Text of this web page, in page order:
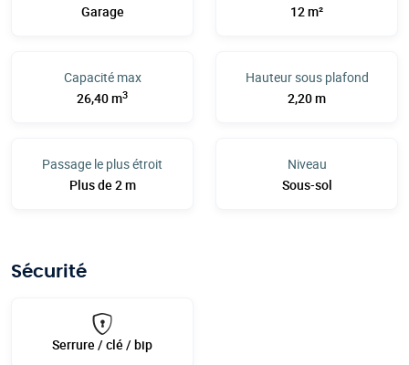
Garage
12 m²
Capacité max
26,40 m3
Hauteur sous plafond
2,20 m
Passage le plus étroit
Plus de 2 m
Niveau
Sous-sol
Sécurité
Serrure / clé / bip